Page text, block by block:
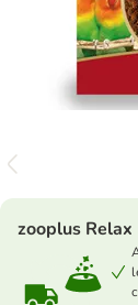
zooplus Relax